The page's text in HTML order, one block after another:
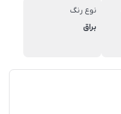
نوع رنگ
براق